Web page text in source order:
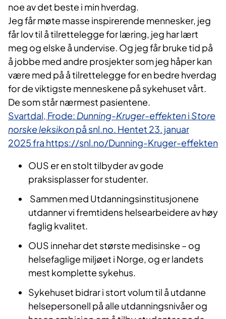
noe av det beste i min hverdag.
Jeg får møte masse inspirerende mennesker, jeg
får lov til å tilrettelegge for læring, jeg har lært
meg og elske å undervise. Og jeg får bruke tid på
å jobbe med andre prosjekter som jeg håper kan
være med på å tilrettelegge for en bedre hverdag
for de viktigste menneskene på sykehuset vårt.
De som står nærmest pasientene.
Svartdal, Frode: Dunning-Kruger-effekteni Store
norske leksikonpå snl.no. Hentet 23. januar
2025 fra https://snl.no/Dunning-Kruger-effekten
OUS er en stolt tilbyder av gode
praksisplasser for studenter.
Sammen med Utdanningsinstitusjonene
utdanner vi fremtidens helsearbeidere av høy
faglig kvalitet.
OUS innehar det største medisinske – og
helsefaglige miljøet i Norge, og er landets
mest komplette sykehus.
Sykehuset bidrar i stort volum til å utdanne
helsepersonell på alle utdanningsnivåer og